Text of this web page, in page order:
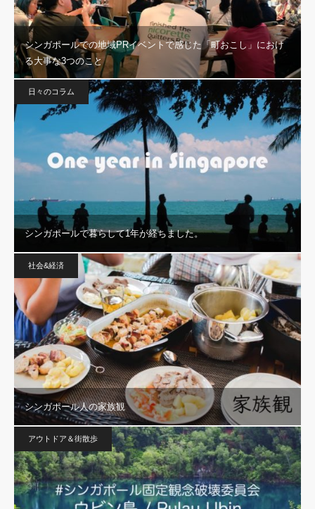
シンガポールでの地域PRイベントで感じた「町おこし」におけ
る大事な3つのこと
日々のコラム
シンガポールで暮らして1年が経ちました。
社会&経済
シンガポール人の家族観
アウトドア＆街散歩